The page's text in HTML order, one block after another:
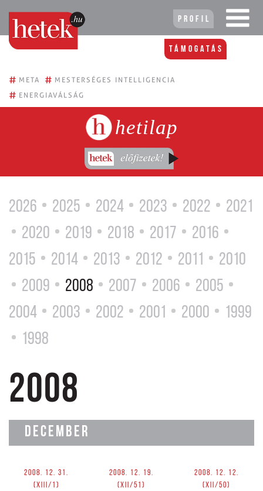
Profil
Támogatás
# META # MESTERSÉGES INTELLIGENCIA
# ENERGIAVÁLSÁG
hetilap
2026 2025 2024 2023 2022
2021
2020
2019 2018 2017
2016
2015
2014 2013 2012 2011
2010
2009
2008 2007 2006
2005
2004
2003 2002 2001 2000
1999
1998
2008
DECEMBER
2008. 12. 31.
(XIII/1)
2008. 12. 19.
(XII/51)
2008. 12. 12.
(XII/50)